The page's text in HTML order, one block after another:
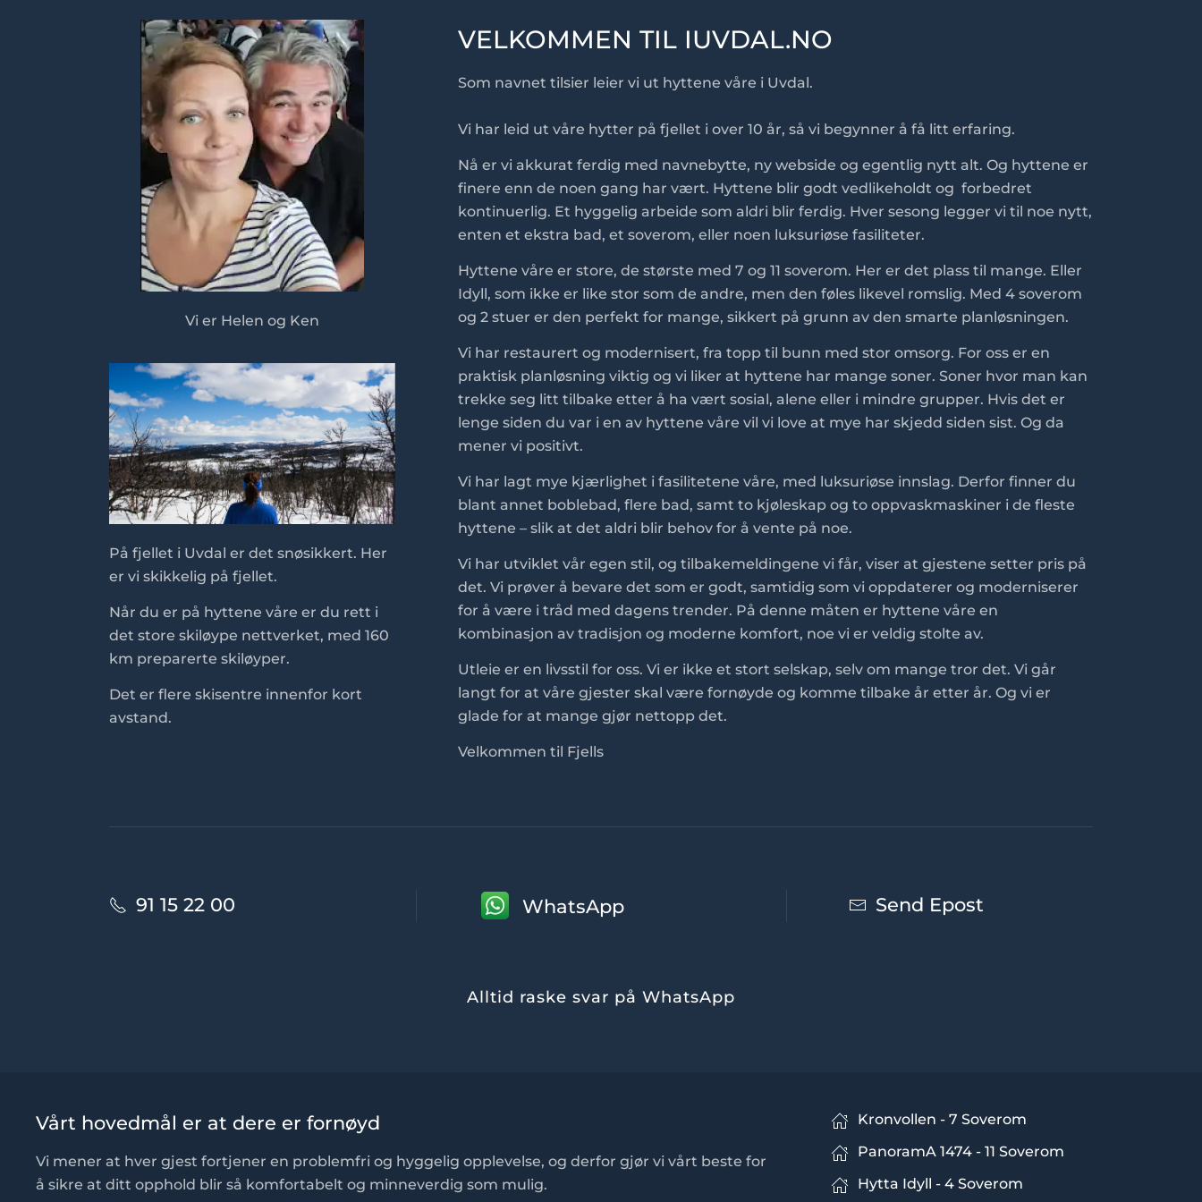
Vi er Helen og Ken
På fjellet i Uvdal er det snøsikkert. Her
er vi skikkelig på fjellet.
Når du er på hyttene våre er du rett i
det store skiløype nettverket, med 160
km preparerte skiløyper.
Det er flere skisentre innenfor kort
avstand.
VELKOMMEN TIL IUVDAL.NO
Som navnet tilsier leier vi ut hyttene våre i Uvdal.
Vi har leid ut våre hytter på fjellet i over 10 år, så vi begynner å få litt erfaring.
Nå er vi akkurat ferdig med navnebytte, ny webside og egentlig nytt alt. Og hyttene er
finere enn de noen gang har vært. Hyttene blir godt vedlikeholdt og forbedret
kontinuerlig. Et hyggelig arbeide som aldri blir ferdig. Hver sesong legger vi til noe nytt,
enten et ekstra bad, et soverom, eller noen luksuriøse fasiliteter.
Hyttene våre er store, de største med 7 og 11 soverom. Her er det plass til mange. Eller
Idyll, som ikke er like stor som de andre, men den føles likevel romslig. Med 4 soverom
og 2 stuer er den perfekt for mange, sikkert på grunn av den smarte planløsningen.
Vi har restaurert og modernisert, fra topp til bunn med stor omsorg. For oss er en
praktisk planløsning viktig og vi liker at hyttene har mange soner. Soner hvor man kan
trekke seg litt tilbake etter å ha vært sosial, alene eller i mindre grupper. Hvis det er
lenge siden du var i en av hyttene våre vil vi love at mye har skjedd siden sist. Og da
mener vi positivt.
Vi har lagt mye kjærlighet i fasilitetene våre, med luksuriøse innslag. Derfor finner du
blant annet boblebad, flere bad, samt to kjøleskap og to oppvaskmaskiner i de fleste
hyttene – slik at det aldri blir behov for å vente på noe.
Vi har utviklet vår egen stil, og tilbakemeldingene vi får, viser at gjestene setter pris på
det. Vi prøver å bevare det som er godt, samtidig som vi oppdaterer og moderniserer
for å være i tråd med dagens trender. På denne måten er hyttene våre en
kombinasjon av tradisjon og moderne komfort, noe vi er veldig stolte av.
Utleie er en livsstil for oss. Vi er ikke et stort selskap, selv om mange tror det. Vi går
langt for at våre gjester skal være fornøyde og komme tilbake år etter år. Og vi er
glade for at mange gjør nettopp det.
Velkommen til Fjells
91 15 22 00 WhatsApp Send Epost
Alltid raske svar på WhatsApp
Vårt hovedmål er at dere er fornøyd
Vi mener at hver gjest fortjener en problemfri og hyggelig opplevelse, og derfor gjør vi vårt beste for
å sikre at ditt opphold blir så komfortabelt og minneverdig som mulig.
Kronvollen - 7 Soverom
PanoramA 1474 - 11 Soverom
Hytta Idyll - 4 Soverom